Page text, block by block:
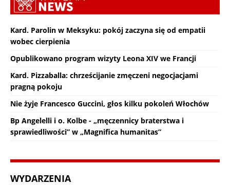
Kard. Parolin w Meksyku: pokój zaczyna się od empatii
wobec cierpienia
Opublikowano program wizyty Leona XIV we Francji
Kard. Pizzaballa: chrześcijanie zmęczeni negocjacjami
pragną pokoju
Nie żyje Francesco Guccini, głos kilku pokoleń Włochów
Bp Angelelli i o. Kolbe - „męczennicy braterstwa i
sprawiedliwości” w „Magnifica humanitas”
WYDARZENIA